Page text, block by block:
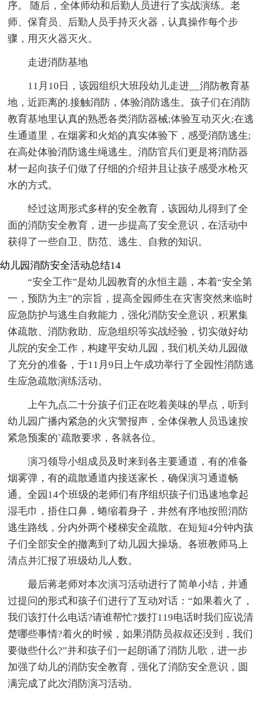
序。 随后，全体师幼和后勤人员进行了实战演练。老
师、保育员、后勤人员手持灭火器，认真操作每个步
骤，用灭火器灭火。
走进消防基地
11月10日，该园组织大班段幼儿走进__消防教育基
地，近距离的.接触消防，体验消防逃生。孩子们在消防
教育基地里认真的熟悉各类消防器械;体验互动灭火;在逃
生通道里，在烟雾和火焰的真实体验下，感受消防逃生;
在高处体验消防逃生绳逃生。消防官兵们更是将消防器
材一起向孩子们做了仔细的介绍并且让孩子感受水枪灭
水的方式。
经过这周形式多样的安全教育，该园幼儿得到了全
面的消防安全教育，进一步提高了安全意识，在活动中
获得了一些自卫、防范、逃生、自救的知识。
幼儿园消防安全活动总结14
“安全工作”是幼儿园教育的永恒主题，本着“安全第
一，预防为主”的宗旨，提高全园师生在灾害突然来临时
应急防护与逃生自救能力，强化消防安全意识，积累集
体疏散、消防救助、应急组织等实战经验，切实做好幼
儿院的安全工作，构建平安幼儿园，我们机关幼儿园做
了充分的准备，于11月9日上午成功举行了全园性消防逃
生应急疏散演练活动。
上午九点二十分孩子们正在吃着美味的早点，听到
幼儿园广播内紧急的火灾警报声，全体保教人员迅速按
紧急预案的`疏散要求，各就各位。
演习领导小组成员及时来到各主要通道，有的准备
烟雾弹，有的疏散通道内接送家长，确保演习通道畅
通。全园14个班级的老师们有序组织孩子们迅速地拿起
湿毛巾，捂住口鼻，蜷缩着身子，井然有序地按照消防
逃生路线，分内外两个楼梯安全疏散。在短短4分钟内孩
子们全部安全的撤离到了幼儿园大操场。各班教师马上
清点并汇报了班级幼儿人数。
最后蒋老师对本次演习活动进行了简单小结，并通
过提问的形式和孩子们进行了互动对话：“如果着火了，
我们该打什么电话?请谁帮忙?拨打119电话时我们应说清
楚哪些事情?着火的时候，如果消防员叔叔还没到，我们
要做些什么?”并和孩子们一起朗诵了消防儿歌，进一步
加强了幼儿的消防安全教育，强化了消防安全意识，圆
满完成了此次消防演习活动。